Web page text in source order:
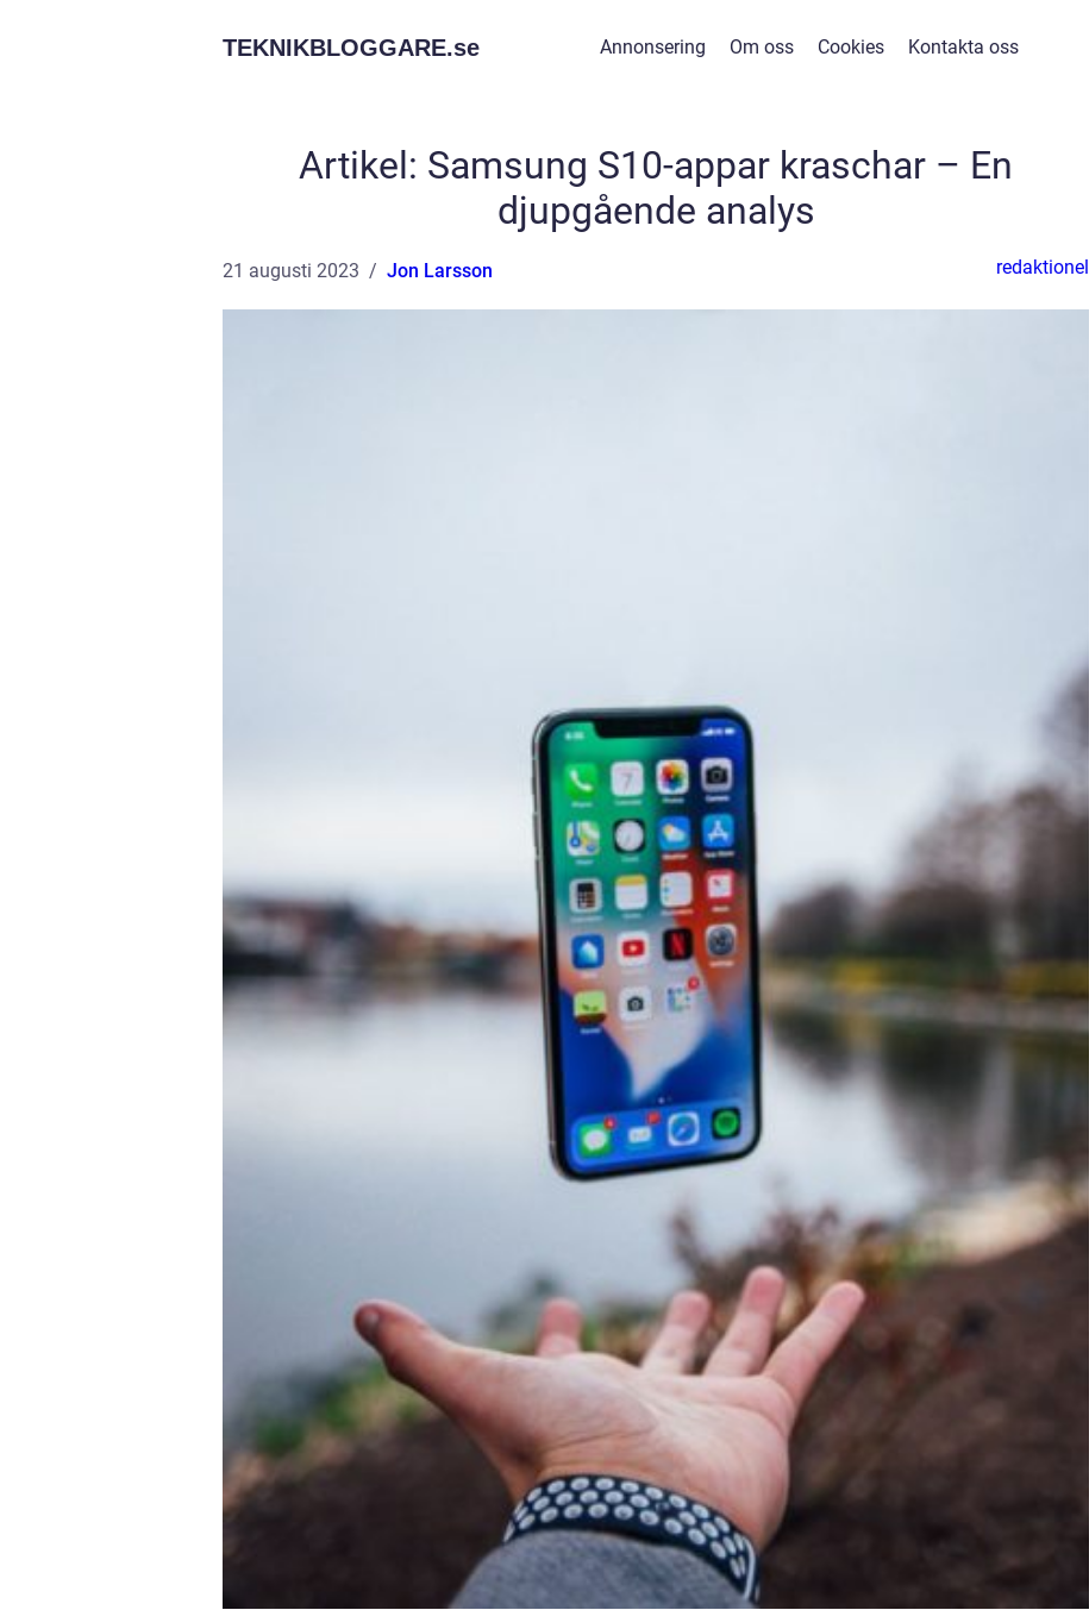
TEKNIKBLOGGARE.se Annonsering Om oss Cookies Kontakta oss
Artikel: Samsung S10-appar kraschar – En
djupgående analys
21 augusti 2023 Jon Larsson redaktionel